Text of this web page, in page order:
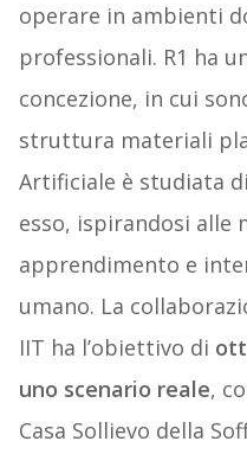
operare in ambienti
professionali. R1 ha
concezione, in cui
struttura materiali
Artificiale è studiata
esso, ispirandosi alle
apprendimento e
umano. La
IIT ha l’obiettivo di
uno scenario reale,
Casa Sollievo della